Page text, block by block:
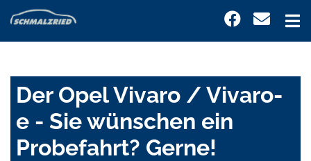
Der Opel Vivaro / Vivaro-
e - Sie wünschen ein
Probefahrt? Gerne!